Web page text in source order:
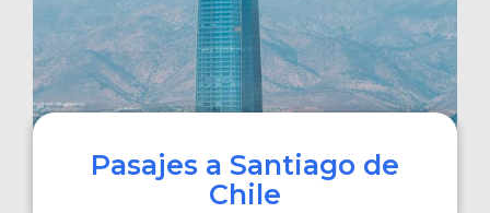
Pasajes a Santiago de
Chile